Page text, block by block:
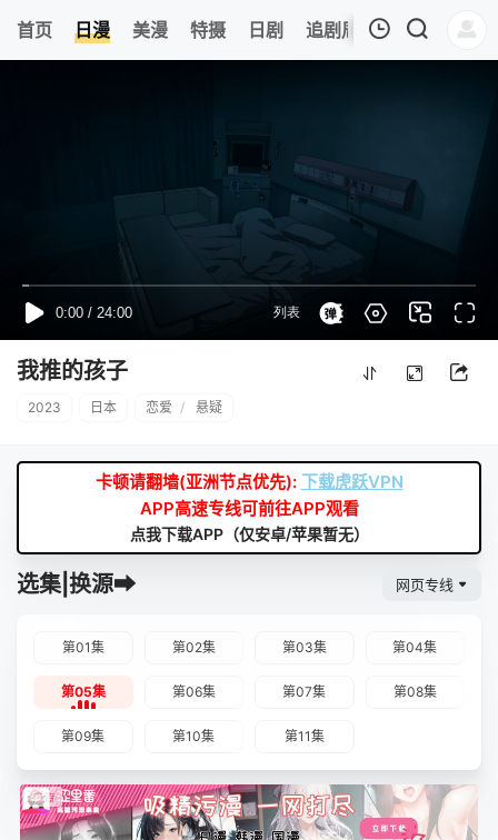
首页 日漫 美漫 特摄 日剧 追剧周表 今日更新
我推的孩子
2023 日本 恋爱 / 悬疑
卡顿请翻墙(亚洲节点优先): 下载虎跃VPN
APP高速专线可前往APP观看
点我下载APP（仅安卓/苹果暂无）
选集|换源➡ 网页专线
第01集 第02集 第03集 第04集
第05集 第06集 第07集 第08集
第09集 第10集 第11集